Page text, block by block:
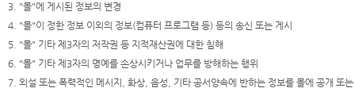
3. "몰"에 게시된 정보의 변경
4. "몰"이 정한 정보 이외의 정보(컴퓨터 프로그램 등) 등의 송신 또는 게시
5. "몰" 기타 제3자의 저작권 등 지적재산권에 대한 침해
6. "몰" 기타 제3자의 명예를 손상시키거나 업무를 방해하는 행위
7. 외설 또는 폭력적인 메시지, 화상, 음성, 기타 공서양속에 반하는 정보를 몰에 공개 또